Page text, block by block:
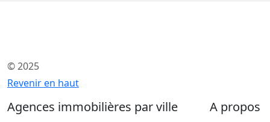
© 2025
Revenir en haut
Agences immobilières par ville A propos